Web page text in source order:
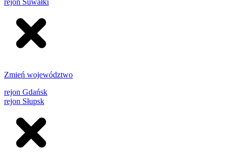
rejon Suwałki
Zmień województwo
rejon Gdańsk
rejon Słupsk